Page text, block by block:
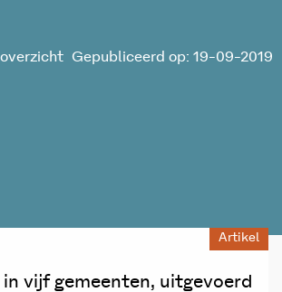
Gepubliceerd op: 19-09-2019
Artikel
vijf gemeenten, uitgevoerd